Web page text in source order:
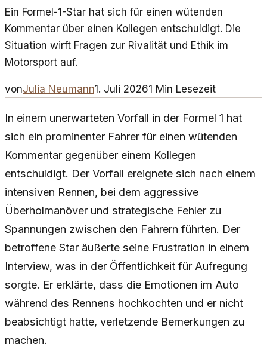
Ein Formel-1-Star hat sich für einen wütenden
Kommentar über einen Kollegen entschuldigt. Die
Situation wirft Fragen zur Rivalität und Ethik im
Motorsport auf.
vonJulia Neumann1. Juli 20261 Min Lesezeit
In einem unerwarteten Vorfall in der Formel 1 hat
sich ein prominenter Fahrer für einen wütenden
Kommentar gegenüber einem Kollegen
entschuldigt. Der Vorfall ereignete sich nach einem
intensiven Rennen, bei dem aggressive
Überholmanöver und strategische Fehler zu
Spannungen zwischen den Fahrern führten. Der
betroffene Star äußerte seine Frustration in einem
Interview, was in der Öffentlichkeit für Aufregung
sorgte. Er erklärte, dass die Emotionen im Auto
während des Rennens hochkochten und er nicht
beabsichtigt hatte, verletzende Bemerkungen zu
machen.